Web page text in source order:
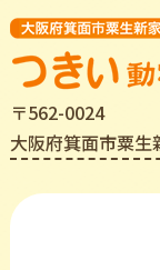
〒562-0024
⼤阪府箕⾯市粟